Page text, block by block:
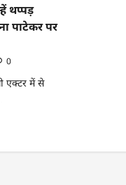
थप्पड़
पाटेकर पर
0
एक्टर में से